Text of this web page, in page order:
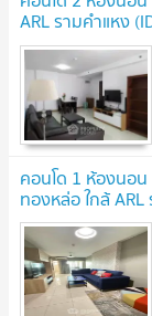
ARL รามคำแหง
คอนโด 1 ห้องนอ
ทองหล่อ ใกล้